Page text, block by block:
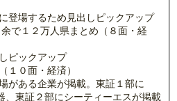
登場するため見出しピックアップ
で１２万人県まとめ（８面・経
ピックアップ
１０面・経済）
がある企業が掲載。東証１部に
、東証２部にシーティーエスが掲載